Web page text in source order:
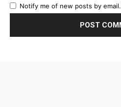
Notify me of new posts by email.